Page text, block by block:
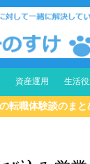
資産運用 生活
転職体験談のまと